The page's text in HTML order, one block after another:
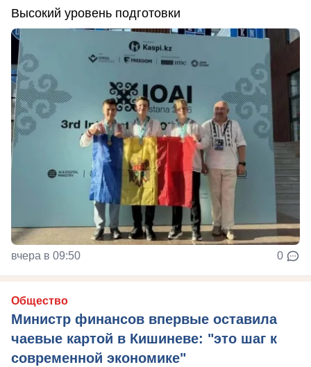
Высокий уровень подготовки
вчера в 09:50 0
Общество
Министр финансов впервые оставила
чаевые картой в Кишиневе: "это шаг к
современной экономике"